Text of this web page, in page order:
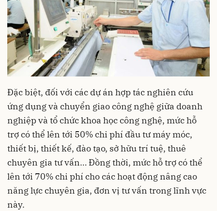
Đặc biệt, đối với các dự án hợp tác nghiên cứu
ứng dụng và chuyển giao công nghệ giữa doanh
nghiệp và tổ chức khoa học công nghệ, mức hỗ
trợ có thể lên tới 50% chi phí đầu tư máy móc,
thiết bị, thiết kế, đào tạo, sở hữu trí tuệ, thuê
chuyên gia tư vấn… Đồng thời, mức hỗ trợ có thể
lên tới 70% chi phí cho các hoạt động nâng cao
năng lực chuyên gia, đơn vị tư vấn trong lĩnh vực
này.